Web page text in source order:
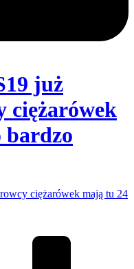
już
ciężarówek
bardzo
ciężarówek mają tu 24